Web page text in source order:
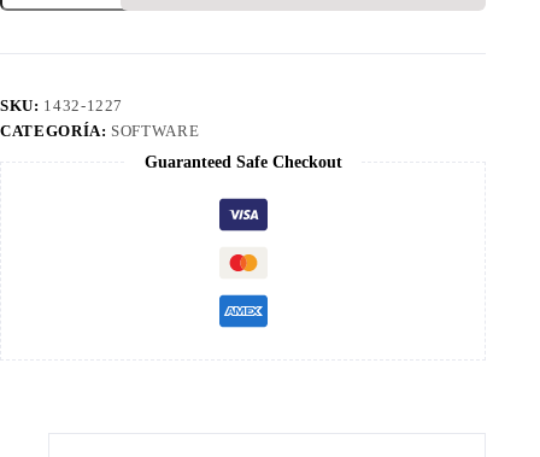
SKU: 1432-1227
CATEGORÍA: SOFTWARE
Guaranteed Safe Checkout